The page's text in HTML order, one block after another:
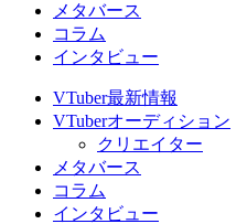
メタバース
コラム
インタビュー
VTuber最新情報
VTuberオーディション
クリエイター
メタバース
コラム
インタビュー